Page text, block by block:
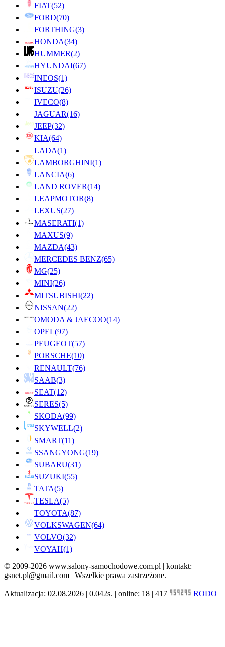
FIAT(52)
FORD(70)
FORTHING(3)
HONDA(34)
HUMMER(2)
HYUNDAI(67)
INEOS(1)
ISUZU(26)
IVECO(8)
JAGUAR(16)
JEEP(32)
KIA(64)
LADA(1)
LAMBORGHINI(1)
LANCIA(6)
LAND ROVER(14)
LEAPMOTOR(8)
LEXUS(27)
MASERATI(1)
MAXUS(9)
MAZDA(43)
MERCEDES BENZ(65)
MG(25)
MINI(26)
MITSUBISHI(22)
NISSAN(22)
OMODA & JAECOO(14)
OPEL(97)
PEUGEOT(57)
PORSCHE(10)
RENAULT(76)
SAAB(3)
SEAT(12)
SERES(5)
SKODA(99)
SKYWELL(2)
SMART(11)
SSANGYONG(19)
SUBARU(31)
SUZUKI(55)
TATA(5)
TESLA(5)
TOYOTA(87)
VOLKSWAGEN(64)
VOLVO(32)
VOYAH(1)
© 2009-2026 www.salony-samochodowe.com.pl | kontakt:
gsnet.pl@gmail.com | Wszelkie prawa zastrzeżone.
Aktualizacja: 02.08.2026 | 0.042s. | online: 18 | 417 RODO